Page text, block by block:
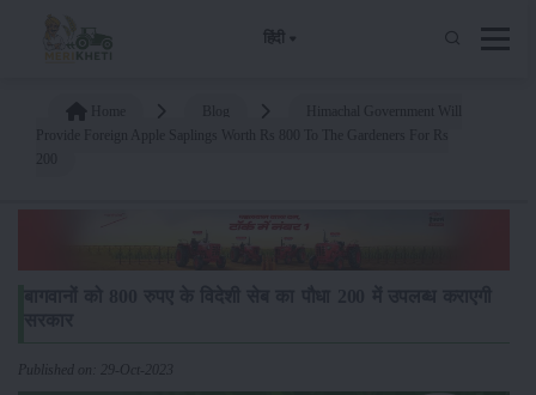
हिंदी
Published on: 29-Oct-2023